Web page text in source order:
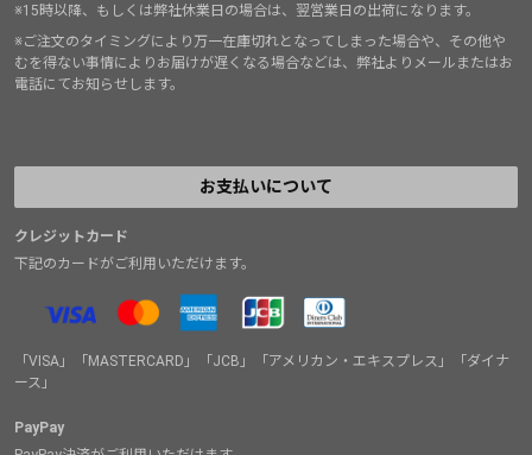
※15時以降、もしくは弊社休業日の場合は、翌営業日の出荷になります。
※ご注文のタイミングにより万一在庫切れとなってしまった場合や、その他や
むを得ない事情によりお届けが遅くなる場合などは、弊社よりメールまたはお
電話にてお知らせします。
お支払いについて
クレジットカード
下記のカードがご利用いただけます。
「VISA」「MASTERCARD」「JCB」「アメリカン・エキスプレス」「ダイナ
ース」
PayPay